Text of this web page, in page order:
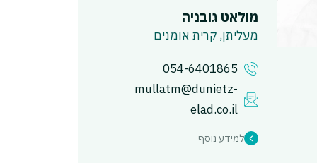
מולאט גובניה
מעליתן, קרית אומנים
054-6401865
mullatm@dunietz-
elad.co.il
למידע נוסף